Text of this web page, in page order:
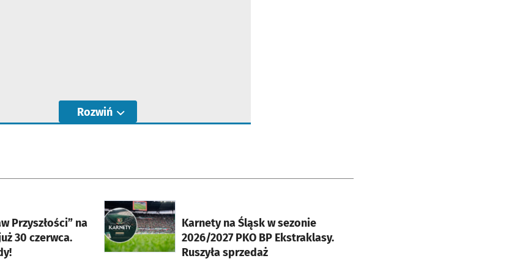
Rozwiń
Przyszłości” na
30 czerwca.
Karnety na Śląsk w sezonie
2026/2027 PKO BP Ekstraklasy.
Ruszyła sprzedaż
otworzy się w nowej karcie